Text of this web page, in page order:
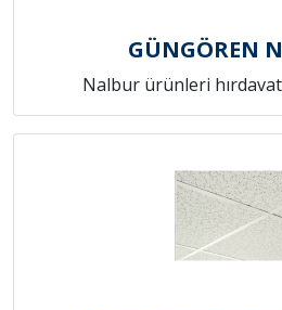
GÜNGÖREN
Nalbur ürünleri